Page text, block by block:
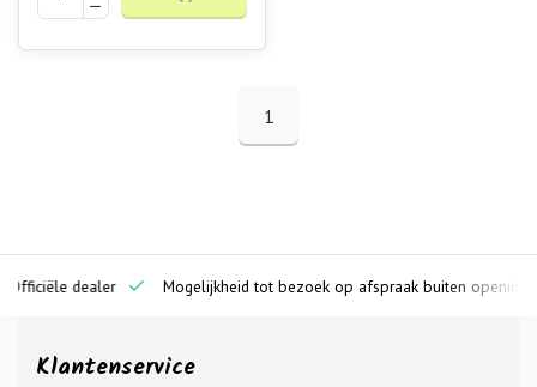
1
dealer Mogelijkheid tot bezoek op afspraak buiten openingstijden
Klantenservice